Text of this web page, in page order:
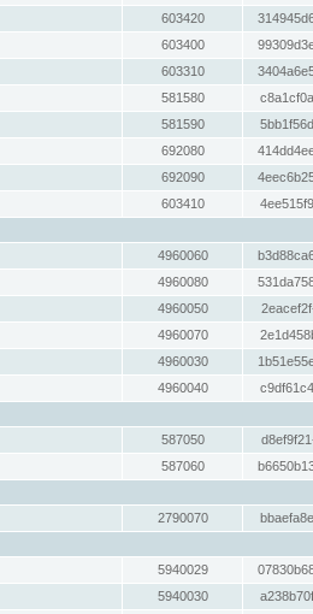
603420
603400
603310
581580
581590
692080
692090
603410
4960060
4960080
4960050
4960070
4960030
4960040
587050
587060
2790070
5940029
5940030